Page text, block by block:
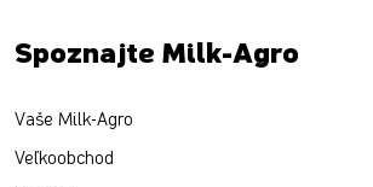
Spoznajte Milk-Agro
Vaše Milk-Agro
Veľkoobchod